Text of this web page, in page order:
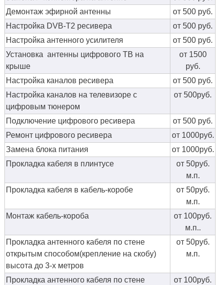
Демонтаж эфирной антенны
от 500 руб.
Настройка DVB-T2 ресивера
от 500 руб.
Настройка антенного усилителя
от 500 руб.
Установка антенны цифрового ТВ на
крыше
от 1500
руб.
Настройка каналов ресивера
от 500 руб.
Настройка каналов на телевизоре с
цифровым тюнером
от 500руб.
Подключение цифрового ресивера
от 500 руб.
Ремонт цифрового ресивера
от 1000руб.
Замена блока питания
от 1000руб.
Прокладка кабеля в плинтусе
от 50руб.
м.п.
Прокладка кабеля в кабель-коробе
от 50руб.
м.п.
Монтаж кабель-короба
от 100руб.
м.п..
Прокладка антенного кабеля по стене
открытым способом(крепление на скобу)
высота до 3-х метров
от 50руб.
м.п.
Прокладка антенного кабеля по стене
от 100руб.